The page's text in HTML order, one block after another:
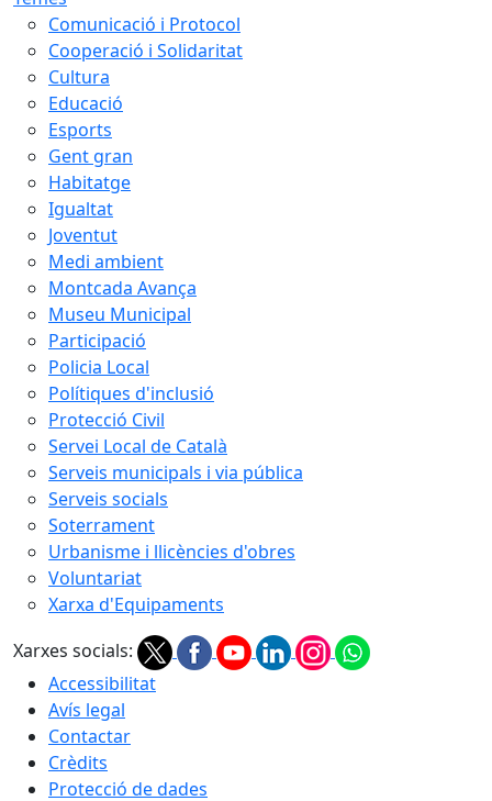
Comunicació i Protocol
Cooperació i Solidaritat
Cultura
Educació
Esports
Gent gran
Habitatge
Igualtat
Joventut
Medi ambient
Montcada Avança
Museu Municipal
Participació
Policia Local
Polítiques d'inclusió
Protecció Civil
Servei Local de Català
Serveis municipals i via pública
Serveis socials
Soterrament
Urbanisme i llicències d'obres
Voluntariat
Xarxa d'Equipaments
Xarxes socials:
Accessibilitat
Avís legal
Contactar
Crèdits
Protecció de dades